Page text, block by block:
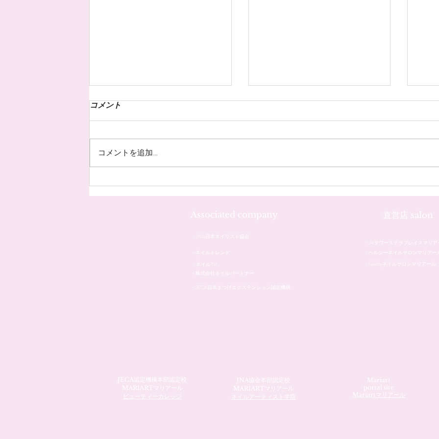
お客様のネイル☆˚✧* お客様のネイル☆˚✧* お
コメント
コメントを追加…
Associated company 直営店 salon
・株式会社ネイルパートナー
・JECA日本まつげエクステンション認定機構
JECA認定機構本部認定校
MARIARTマリアール
ビューティーカレッジ
JNA協会本部認定校
MARIARTマリアール
ネイルアーティスト学院
Mariart
portal site
Mariartマリアール